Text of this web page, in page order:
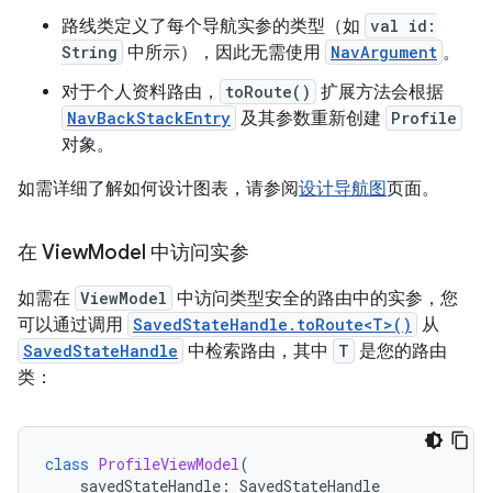
路线类定义了每个导航实参的类型（如 val id:
String 中所示），因此无需使用 NavArgument 。
对于个人资料路由，
toRoute() 扩展方法会根据
NavBackStackEntry 及其参数重新创建 Profile
对象。
如需详细了解如何设计图表，请参阅设计导航图页面。
在 ViewModel 中访问实参
如需在 ViewModel 中访问类型安全的路由中的实参，您
可以通过调用 SavedStateHandle.toRoute<T>() 从
SavedStateHandle 中检索路由，其中 T 是您的路由
类：
class ProfileViewModel(
savedStateHandle : SavedStateHandle